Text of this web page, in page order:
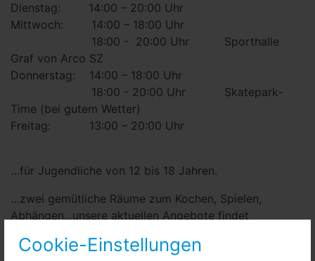
Cookie-Einstellungen
Dienstag: 14:00 – 20:00 Uhr
Mittwoch: 14:00 – 18:00 Uhr
18:00 - 20:00 Uhr Sporthalle
Graf von Arco SZ
Donnerstag: 14:00 – 18:00 Uhr
18:00 - 20:00 Uhr Skatepark-
Time (bei gutem Wetter)
Freitag: 13:00 – 20:00 Uhr
…für Jugendliche von 12 bis 18 Jahren.
…zwei gemütliche Räume zum Kochen, Spielen,
Abhängen...unsere aktuellen Angebote findet